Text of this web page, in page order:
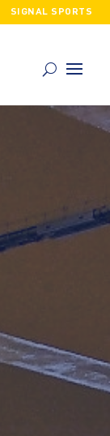
SIGNAL SPORTS